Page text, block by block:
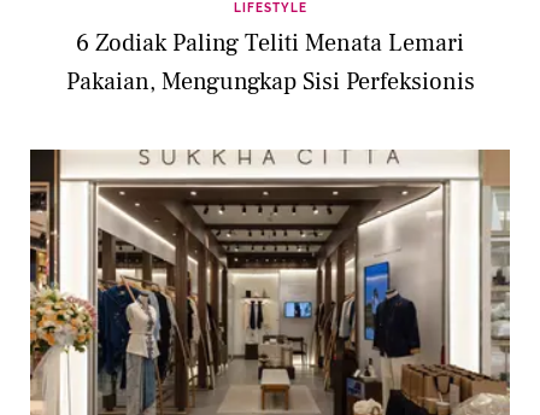
LIFESTYLE
6 Zodiak Paling Teliti Menata Lemari
Pakaian, Mengungkap Sisi Perfeksionis